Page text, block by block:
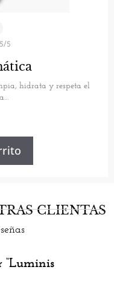
5/5
hidrata y respeta el
CLIENTAS
“Luminis